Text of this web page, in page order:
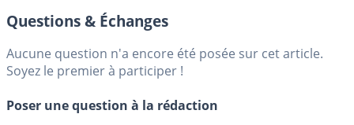
Questions & Échanges
Aucune question n'a encore été posée sur cet article.
Soyez le premier à participer !
Poser une question à la rédaction